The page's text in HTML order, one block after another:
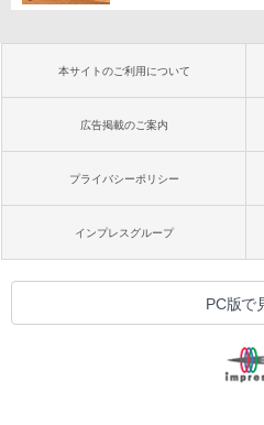
本サイトのご利用について
広告掲載のご案内
プライバシーポリシー
インプレスグループ
PC版で